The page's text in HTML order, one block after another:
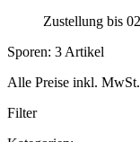
Zustellung bis
Sporen: 3 Artikel
Alle Preise inkl. MwSt.
Filter